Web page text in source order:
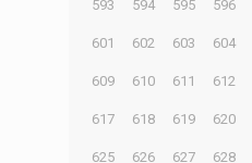
593 594 595 596
601 602 603 604
609 610 611 612
617 618 619 620
625 626 627 628